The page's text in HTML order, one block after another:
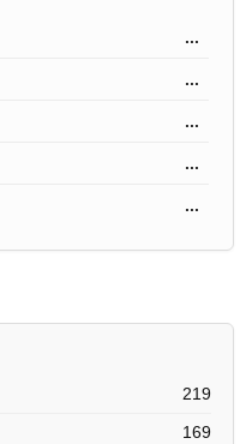
...
...
...
...
...
219
169